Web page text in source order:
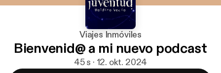
Viajes Inmóviles
Bienvenid@ a mi nuevo podcast
45 s · 12. okt. 2024